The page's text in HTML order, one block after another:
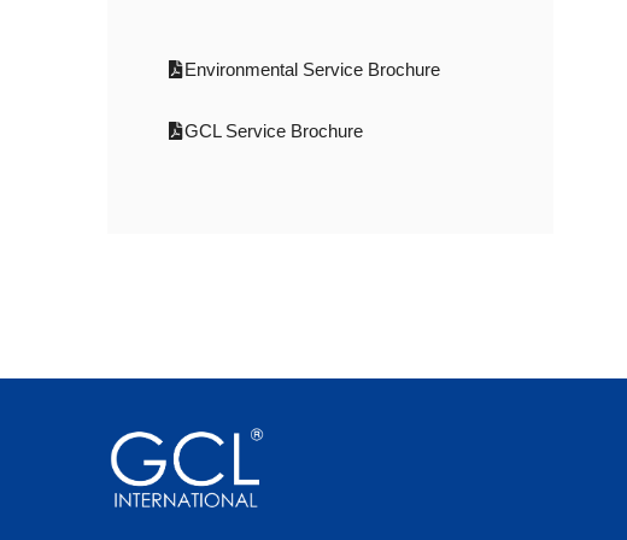
Environmental Service Brochure
GCL Service Brochure